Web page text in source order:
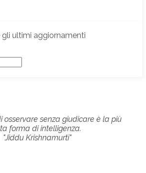
gli ultimi aggiornamenti
osservare senza giudicare è la più
forma di intelligenza.
"Jiddu Krishnamurti"